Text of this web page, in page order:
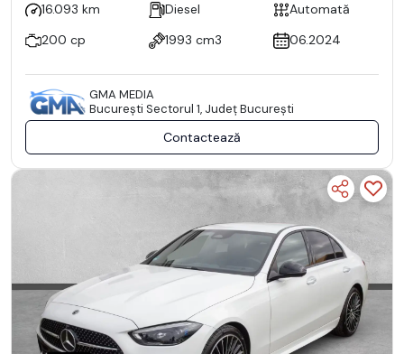
16.093 km Diesel
Automată
200 cp
1993 cm3 06.2024
GMA MEDIA
Bucureşti Sectorul 1, Județ București
Contactează